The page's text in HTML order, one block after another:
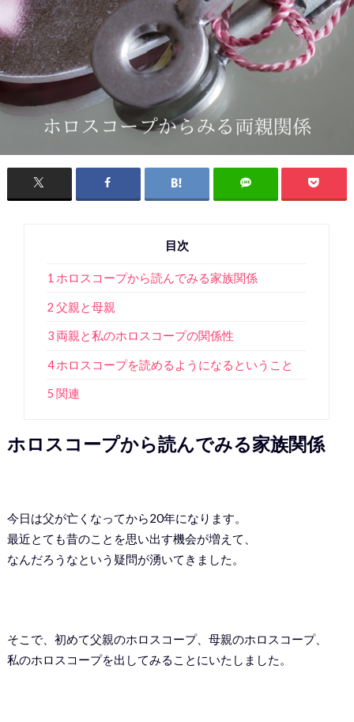
目次
1 ホロスコープから読んでみる家族関係
2 父親と母親
3 両親と私のホロスコープの関係性
4 ホロスコープを読めるようになるということ
5 関連
ホロスコープから読んでみる家族関係
今日は父が亡くなってから20年になります。
最近とても昔のことを思い出す機会が増えて、
なんだろうなという疑問が湧いてきました。
そこで、初めて父親のホロスコープ、母親のホロスコープ、
私のホロスコープを出してみることにいたしました。